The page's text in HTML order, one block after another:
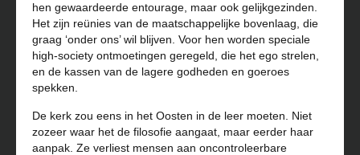
hen gewaardeerde entourage, maar ook gelijkgezinden.
Het zijn reünies van de maatschappelijke bovenlaag, die
graag ‘onder ons’ wil blijven. Voor hen worden speciale
high-society ontmoetingen geregeld, die het ego strelen,
en de kassen van de lagere godheden en goeroes
spekken.
De kerk zou eens in het Oosten in de leer moeten. Niet
zozeer waar het de filosofie aangaat, maar eerder haar
aanpak. Ze verliest mensen aan oncontroleerbare